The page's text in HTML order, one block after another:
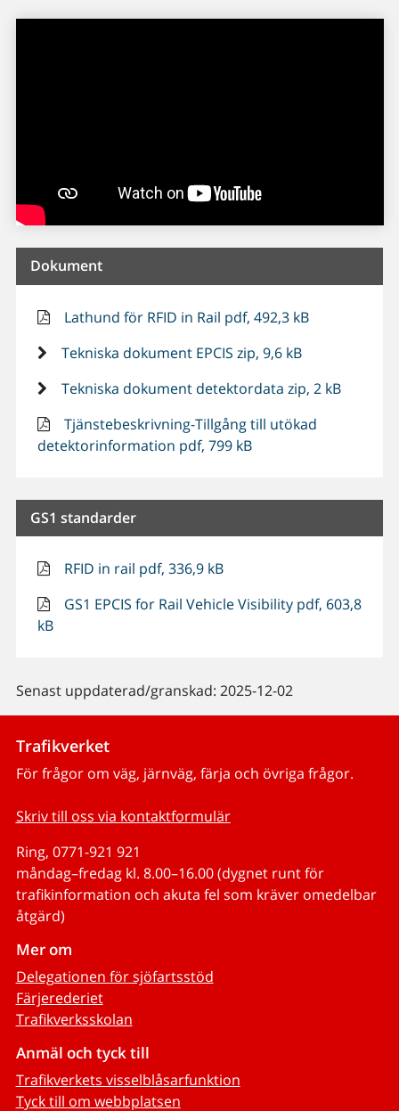
Dokument
Lathund för RFID in Rail pdf, 492,3 kB
Tekniska dokument EPCIS zip, 9,6 kB
Tekniska dokument detektordata zip, 2 kB
Tjänstebeskrivning-Tillgång till utökad
detektorinformation pdf, 799 kB
GS1 standarder
RFID in rail pdf, 336,9 kB
GS1 EPCIS for Rail Vehicle Visibility pdf, 603,8
kB
Senast uppdaterad/granskad: 2025-12-02
Trafikverket
För frågor om väg, järnväg, färja och övriga frågor.
Skriv till oss via kontaktformulär
Ring, 0771-921 921
måndag–fredag kl. 8.00–16.00 (dygnet runt för
trafikinformation och akuta fel som kräver omedelbar
åtgärd)
Mer om
Delegationen för sjöfartsstöd
Färjerederiet
Trafikverksskolan
Anmäl och tyck till
Trafikverkets visselblåsarfunktion
Tyck till om webbplatsen